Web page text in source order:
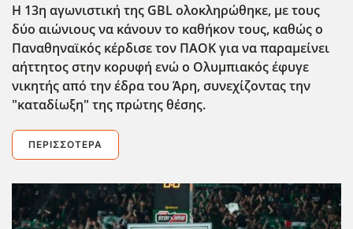
Η 13η αγωνιστική της GBL ολοκληρώθηκε, με τους
δύο αιώνιους να κάνουν το καθήκον τους, καθώς ο
Παναθηναϊκός κέρδισε τον ΠΑΟΚ για να παραμείνει
αήττητος στην κορυφή ενώ ο Ολυμπιακός έφυγε
νικητής από την έδρα του Άρη, συνεχίζοντας την
"καταδίωξη" της πρώτης θέσης.
ΠΕΡΙΣΣΌΤΕΡΑ